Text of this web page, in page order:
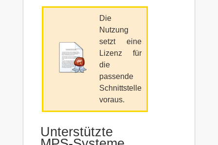
Die
Nutzung
setzt eine
Lizenz für
die
passende
Schnittstelle
voraus.
Unterstützte